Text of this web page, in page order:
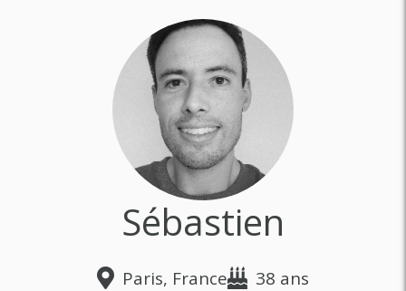
Sébastien
Paris, France
38 ans